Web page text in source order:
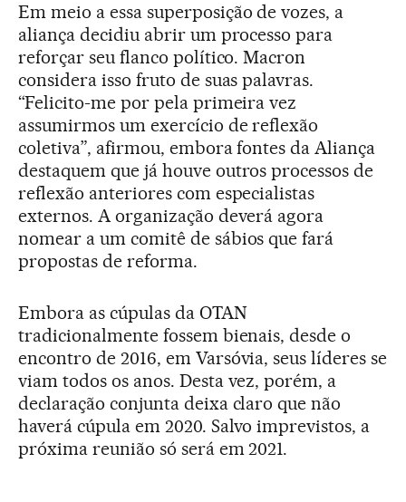
Em meio a essa superposição de vozes, a
aliança decidiu abrir um processo para
reforçar seu flanco político. Macron
considera isso fruto de suas palavras.
“Felicito-me por pela primeira vez
assumirmos um exercício de reflexão
coletiva”, afirmou, embora fontes da Aliança
destaquem que já houve outros processos de
reflexão anteriores com especialistas
externos. A organização deverá agora
nomear a um comitê de sábios que fará
propostas de reforma.
Embora as cúpulas da OTAN
tradicionalmente fossem bienais, desde o
encontro de 2016, em Varsóvia, seus líderes se
viam todos os anos. Desta vez, porém, a
declaração conjunta deixa claro que não
haverá cúpula em 2020. Salvo imprevistos, a
próxima reunião só será em 2021.